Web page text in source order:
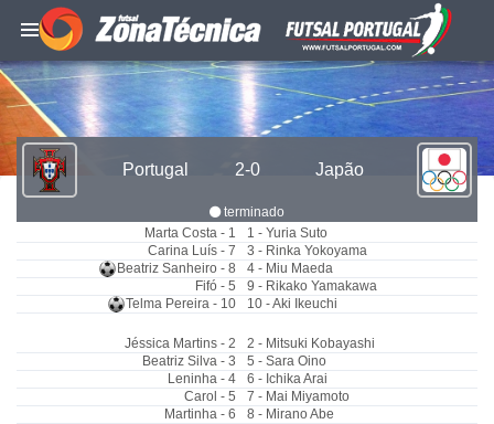
Portugal 2-0 Japão
terminado
Marta Costa - 1
Carina Luís - 7
Beatriz Sanheiro - 8
Fifó - 5
Telma Pereira - 10
1 - Yuria Suto
3 - Rinka Yokoyama
4 - Miu Maeda
9 - Rikako Yamakawa
10 - Aki Ikeuchi
Jéssica Martins - 2
Beatriz Silva - 3
Leninha - 4
Carol - 5
Martinha - 6
2 - Mitsuki Kobayashi
5 - Sara Oino
6 - Ichika Arai
7 - Mai Miyamoto
8 - Mirano Abe